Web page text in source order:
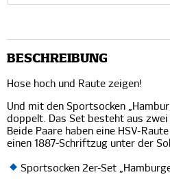
BESCHREIBUNG
Hose hoch und Raute zeigen!
Und mit den Sportsocken
doppelt. Das Set besteht aus zwei
Beide Paare haben eine HSV-
einen 1887-Schriftzug unter der
Sportsocken 2er-Set